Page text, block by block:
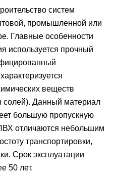
систем
промышленной или
Главные особенности
используется прочный
веществ
солей). Данный материал
большую пропускную
отличаются небольшим
транспортировки,
Срок эксплуатации
50 лет.